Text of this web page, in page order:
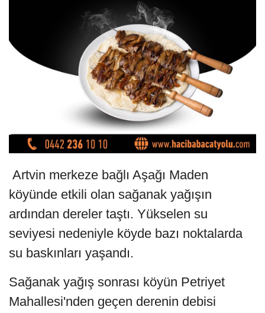
Artvin merkeze bağlı Aşağı Maden
köyünde etkili olan sağanak yağışın
ardından dereler taştı. Yükselen su
seviyesi nedeniyle köyde bazı noktalarda
su baskınları yaşandı.
Sağanak yağış sonrası köyün Petriyet
Mahallesi'nden geçen derenin debisi